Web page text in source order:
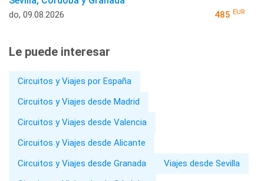
do, 09.08.2026 485 EUR
Le puede interesar
Circuitos y Viajes por España
Circuitos y Viajes desde Madrid
Circuitos y Viajes desde Valencia
Circuitos y Viajes desde Alicante
Circuitos y Viajes desde Granada
Viajes desde Sevilla